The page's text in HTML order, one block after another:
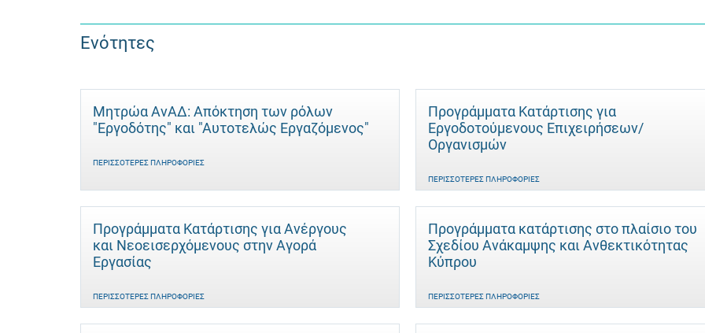
Ενότητες
Μητρώα ΑνΑΔ: Απόκτηση των ρόλων
"Εργοδότης" και "Αυτοτελώς Eργαζόμενος"
ΠΕΡΙΣΣΌΤΕΡΕΣ ΠΛΗΡΟΦΟΡΊΕΣ
Προγράμματα Κατάρτισης για
Εργοδοτούμενους Επιχειρήσεων/
Οργανισμών
ΠΕΡΙΣΣΌΤΕΡΕΣ ΠΛΗΡΟΦΟΡΊΕΣ
Προγράμματα Κατάρτισης για Ανέργους
και Νεοεισερχόμενους στην Αγορά
Εργασίας
ΠΕΡΙΣΣΌΤΕΡΕΣ ΠΛΗΡΟΦΟΡΊΕΣ
Προγράμματα κατάρτισης στο πλαίσιο του
Σχεδίου Ανάκαμψης και Ανθεκτικότητας
Κύπρου
ΠΕΡΙΣΣΌΤΕΡΕΣ ΠΛΗΡΟΦΟΡΊΕΣ